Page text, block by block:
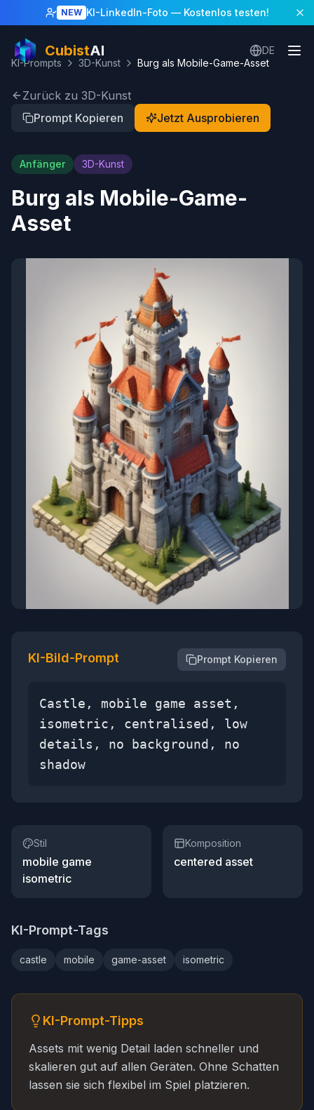
NEW KI-LinkedIn-Foto — Kostenlos testen!
CubistAI
DE
KI-Prompts
3D-Kunst Burg als Mobile-Game-Asset
Zurück zu 3D-Kunst
Prompt Kopieren
Jetzt Ausprobieren
Anfänger 3D-Kunst
Burg als Mobile-Game-
Asset
KI-Bild-Prompt Prompt Kopieren
Castle, mobile game asset,
isometric, centralised, low
details, no background, no
shadow
Stil
mobile game
isometric
Komposition
centered asset
KI-Prompt-Tags
castle mobile game-asset isometric
KI-Prompt-Tipps
Assets mit wenig Detail laden schneller und
skalieren gut auf allen Geräten. Ohne Schatten
lassen sie sich flexibel im Spiel platzieren.